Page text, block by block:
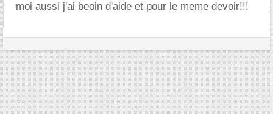
moi aussi j'ai beoin d'aide et pour le meme devoir!!!